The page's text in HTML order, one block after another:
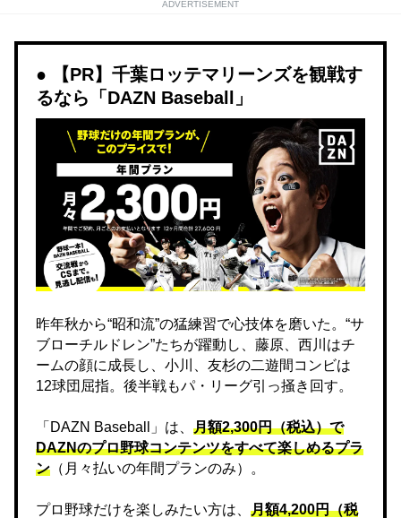
ADVERTISEMENT
【PR】千葉ロッテマリーンズを観戦す
るなら「DAZN Baseball」
昨年秋から“昭和流”の猛練習で心技体を磨いた。“サ
ブローチルドレン”たちが躍動し、藤原、西川はチ
ームの顔に成長し、小川、友杉の二遊間コンビは
12球団屈指。後半戦もパ・リーグ引っ掻き回す。
「DAZN Baseball」は、 月額2,300円（税込）で
DAZNのプロ野球コンテンツをすべて楽しめるプラ
ン （月々払いの年間プランのみ）。
プロ野球だけを楽しみたい方は、 月額4,200円（税